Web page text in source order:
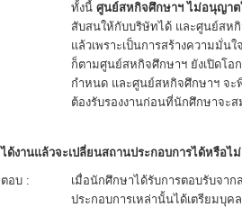
ทั้งนี้ ศูนย์สหกิจศึกษาฯ ไม่อนุญาต
สับสนให้กับบริษัทได้ และศูนย์สห
แล้วเพราะเป็นการสร้างความมั่
ก็ตามศูนย์สหกิจศึกษาฯ ยังเปิดโ
กำหนด และศูนย์สหกิจศึกษาฯ จะ
ต้องรับรองงานก่อนที่นักศึกษาจะ
ได้งานแล้วจะเปลี่ยนสถานประกอบการได้หรือไม่
ตอบ :
เมื่อนักศึกษาได้รับการตอบรับจา
ประกอบการเหล่านั้นได้เตรียมบุ